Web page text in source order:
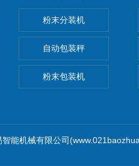
粉末分装机
自动包装秤
粉末包装机
能机械有限公司